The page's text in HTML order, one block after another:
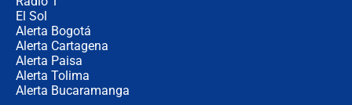
El Sol
Alerta Bogotá
Alerta Cartagena
Alerta Paisa
Alerta Tolima
Alerta Bucaramanga